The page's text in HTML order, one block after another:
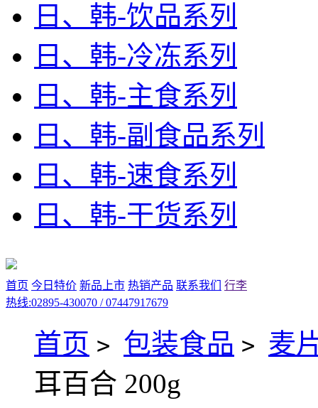
日、韩-饮品系列
日、韩-冷冻系列
日、韩-主食系列
日、韩-副食品系列
日、韩-速食系列
日、韩-干货系列
首页 今日特价 新品上市 热销产品 联系我们
行李
热线:02895-430070 / 07447917679
首页 > 包装食品 > 麦
耳百合 200g